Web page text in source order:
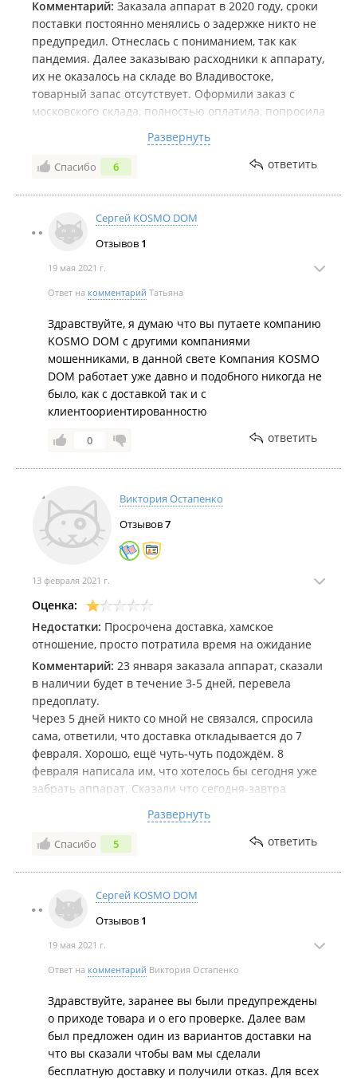
Комментарий: Заказала аппарат в 2020 году, сроки
поставки постоянно менялись о задержке никто не
предупредил. Отнеслась с пониманием, так как
пандемия. Далее заказываю расходники к аппарату,
их не оказалось на складе во Владивостоке,
товарный запас отсутствует. Оформили заказ с
московского склада, полностью оплатила, попросила
вестей. Спрашиваю, мне отвечают, что товар
поступил на почту две недели назад и это ваша
сами отслеживать посылку и забирать ее, компания
Космодом здесь непричем. Как минимум клиента
оповестить могли, это базовый функционал
торговых компаний. Никакой организационной
структуры. Нет взаимодействия с клиентом, нет
уведомления клиента. Другие компании все делают,
чтобы максимально закрыть возражения клиентов,
здесь мне сказали в другой компании и делайте
заказы. Кстати, в другой компании быстро
среагировали, товар был в наличии, доставили!
Также заказывала доставки и с других городов, мне
несколько раз напишут, позвонят и еще на почту
отправят информацию по моей посылке. Вывод
Развернуть
Спасибо 6 ответить
Сергей KOSMO DOM
Отзывов 1
19 мая 2021 г.
Ответ на комментарий Татьяна
Здравствуйте, я думаю что вы путаете компанию
KOSMO DOM с другими компаниями
мошенниками, в данной свете Компания KOSMO
DOM работает уже давно и подобного никогда не
было, как с доставкой так и с
клиентоориентированностю
0 ответить
Виктория Остапенко
Отзывов7
13 февраля 2021 г.
Оценка:
Недостатки: Просрочена доставка, хамское
отношение, просто потратила время на ожидание
Комментарий: 23 января заказала аппарат, сказали
в наличии будет в течение 3-5 дней, перевела
предоплату.
Через 5 дней никто со мной не связался, спросила
сама, ответили, что доставка откладывается до 7
февраля. Хорошо, ещё чуть-чуть подождём. 8
февраля написала им, что хотелось бы сегодня уже
забрать аппарат. Сказали что сегодня-завтра
отправлять мне, т.к. аппарат оказывается в
наличии в Москве, а офис во Владивостоке и я
Ждите ещё 2 недели, либо организовывайте
платную доставку.
На мой вопрос о том, не хотят ли они мне
организовать платную доставку, ведь меня никто не
предупреждал, что аппарат придёт в другой город,
ответили: если что-то не нравится - заказывайте в
другом месте. И перевели предоплату обратно.
Не советую связываться, в других компаниях
отношение к клиентам лучше, всё подробно
рассказывают, доставляют без проблем
Развернуть
Спасибо 5 ответить
Сергей KOSMO DOM
Отзывов 1
19 мая 2021 г.
Ответ на комментарий Виктория Остапенко
Здравствуйте, заранее вы были предупреждены
о приходе товара и о его проверке. Далее вам
был предложен один из вариантов доставки на
что вы сказали чтобы вам мы сделали
бесплатную доставку и получили отказ. Для всех